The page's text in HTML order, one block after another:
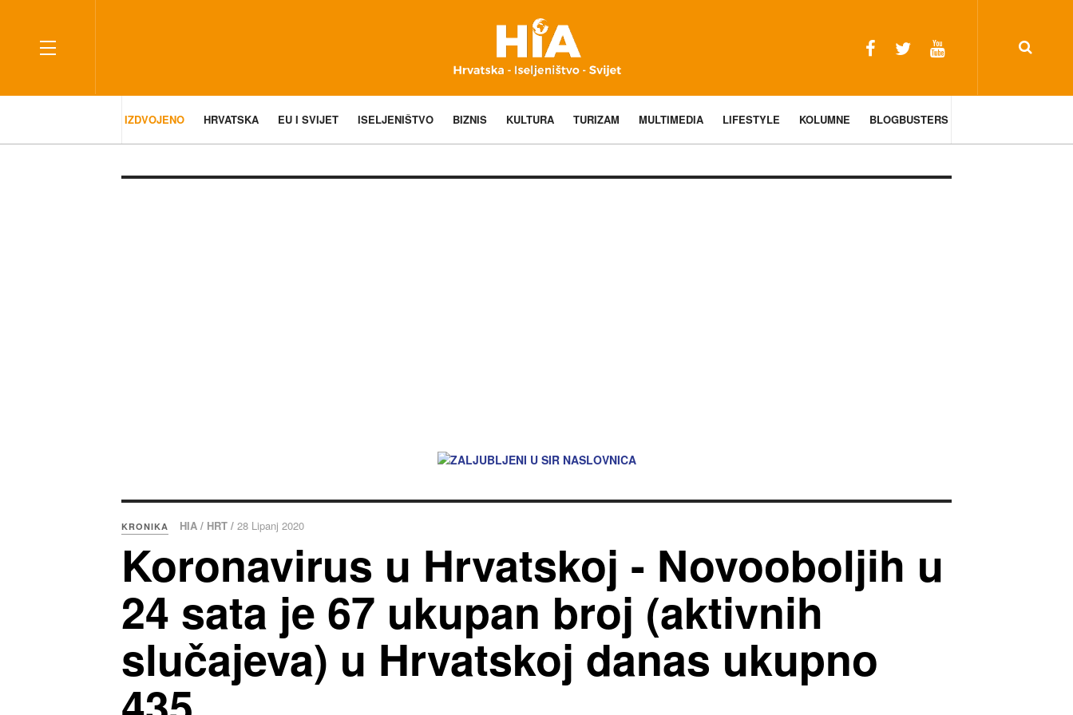
IZDVOJENO HRVATSKA EU I SVIJET ISELJENIŠTVO BIZNIS KULTURA TURIZAM MULTIMEDIA LIFESTYLE KOLUMNE BLOGBUSTERS
KRONIKA HIA / HRT / 28 Lipanj 2020
Koronavirus u Hrvatskoj - Novooboljih u
24 sata je 67 ukupan broj (aktivnih
slučajeva) u Hrvatskoj danas ukupno